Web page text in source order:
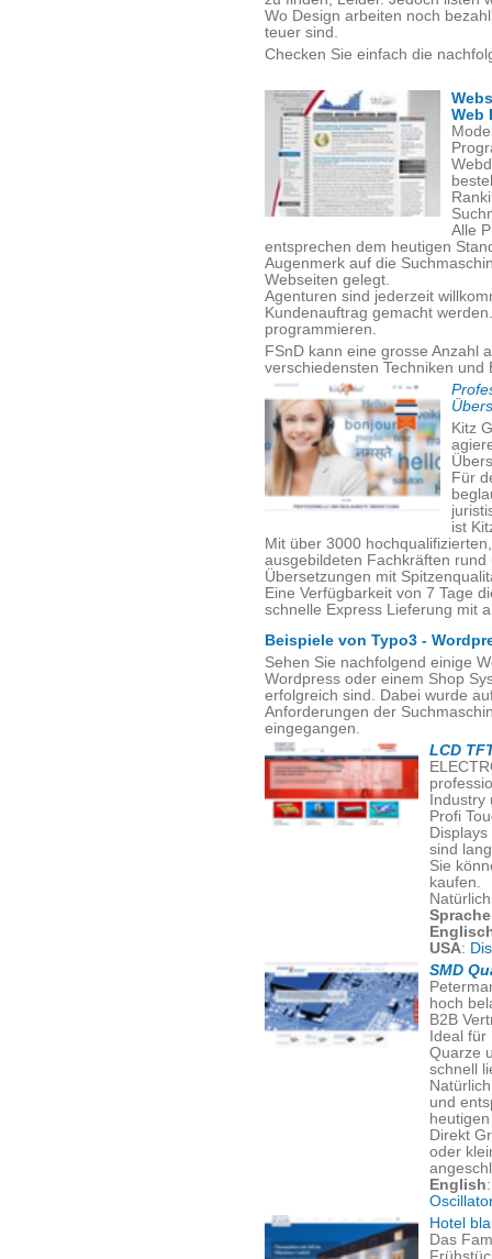
Wo Design arbeiten noch
teuer sind.
Checken Sie einfach die
Web
Alle
entsprechen dem heutigen
Augenmerk auf die
Webseiten gelegt.
Agenturen sind jederzeit
Kundenauftrag gemacht
programmieren.
FSnD kann eine grosse Anzahl
verschiedensten Techniken und
Kitz
Für
ist
Mit über 3000
ausgebildeten Fachkräften
Übersetzungen mit
Eine Verfügbarkeit von 7 Tage
schnelle Express Lieferung mit
Beispiele von Typo3 -
Sehen Sie nachfolgend einige
Wordpress oder einem Shop
erfolgreich sind. Dabei wurde
Anforderungen der
eingegangen.
LCD
Profi
sind
Sie
kaufen.
USA:
SMD
hoch
B2B
Ideal
Quarze
schnell
und
Direkt
oder
English
Hotel
Das